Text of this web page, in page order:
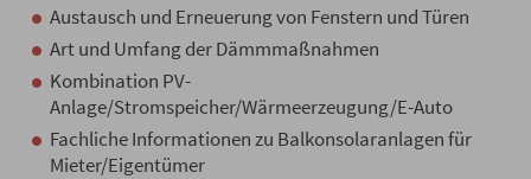
Austausch und Erneuerung von Fenstern und Türen
Art und Umfang der Dämmmaßnahmen
Kombination PV-
Anlage/Stromspeicher/Wärmeerzeugung/E-Auto
Fachliche Informationen zu Balkonsolaranlagen für
Mieter/Eigentümer